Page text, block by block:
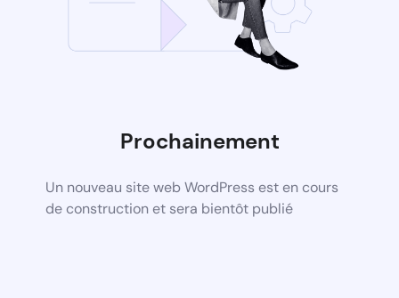
Prochainement
Un nouveau site web WordPress est en cours
de construction et sera bientôt publié